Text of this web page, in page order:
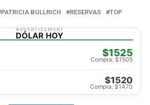
PATRICIA BULLRICH RESERVAS TOP
ADVERTISEMENT
DÓLAR HOY
$1525
Compra: $1505
$1520
Compra: $1470